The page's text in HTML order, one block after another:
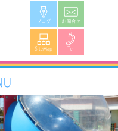
ブログ
SiteMap